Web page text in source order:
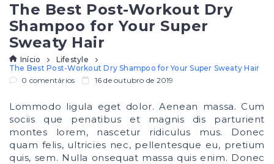
The Best Post-Workout Dry
Shampoo for Your Super
Sweaty Hair
Início
Lifestyle
The Best Post-Workout Dry Shampoo for Your Super Sweaty Hair
0 comentários
16 de outubro de 2019
Lommodo ligula eget dolor. Aenean massa. Cum
sociis que penatibus et magnis dis parturient
montes lorem, nascetur ridiculus mus. Donec
quam felis, ultricies nec, pellentesque eu, pretium
quis, sem. Nulla onsequat massa quis enim. Donec